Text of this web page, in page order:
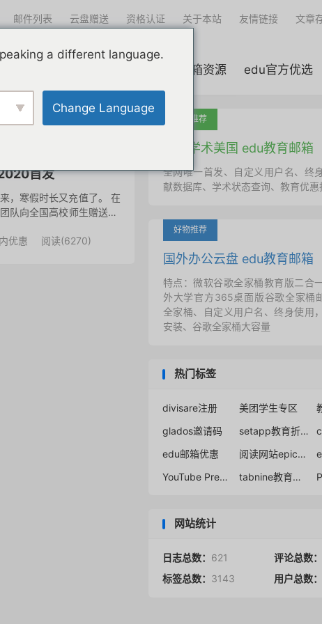
edu邮箱资源 edu官方优选
邮件列表 云盘赠送 资格认证 关于本站 友情链接 文章
首发
，寒假时长又充值了。 在
队向全国高校师生赠送30
优惠 阅读(6270)
吐血推荐
国外学术美国 edu教育邮箱
全网唯一首发、自定义用户名、终
献数据库、学术状态查询、教育优
好物推荐
国外办公云盘 edu教育邮箱
特点：微软谷歌全家桶教育版二合
外大学官方365桌面版谷歌全家桶
全家桶、自定义用户名、终身使用
安装、谷歌全家桶大容量
热门标签
divisare注册 美团学生专区
glados邀请码
setapp教育折扣
edu邮箱优惠
阅读网站epic老师账号注册
YouTube Premium学生会员
tabnine教育优惠
网站统计
日志总数： 621 评论总数：
标签总数： 3143 用户总数：
a different language.
Change Language